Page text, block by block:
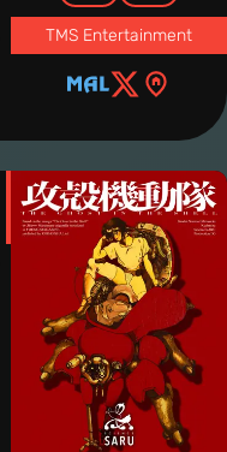
TMS Entertainment